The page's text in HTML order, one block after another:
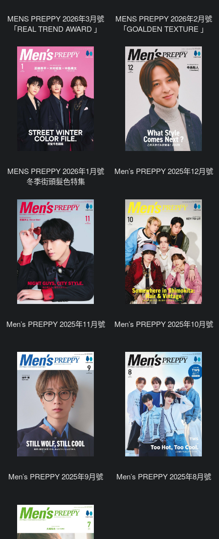
MENS PREPPY 2026年3月號
「REAL TREND AWARD 」
MENS PREPPY 2026年2月號
「GOALDEN TEXTURE 」
MENS PREPPY 2026年1月號
冬季街頭髮色特集
Men’s PREPPY 2025年12月號
Men’s PREPPY 2025年11月號 Men’s PREPPY 2025年10月號
Men’s PREPPY 2025年9月號 Men’s PREPPY 2025年8月號